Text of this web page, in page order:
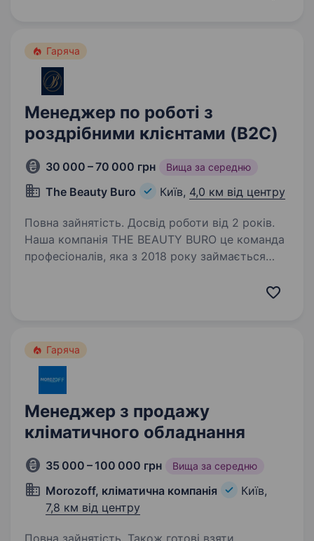
Гаряча
Менеджер по роботі з
роздрібними клієнтами (B2C)
30 000 – 70 000 грн Вища за середню
The Beauty Buro Київ, 4,0 км від центру
Повна зайнятість. Досвід роботи від 2 років.
Наша компанія THE BEAUTY BURO це команда
професіоналів, яка з 2018 року займається
брендів на території України. Ми працюємо
Гаряча
Менеджер з продажу
кліматичного обладнання
35 000 – 100 000 грн Вища за середню
Morozoff, кліматична компанія
Київ,
7,8 км від центру
Повна зайнятість. Також готові взяти